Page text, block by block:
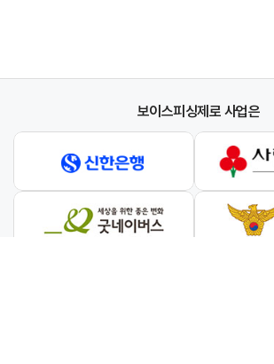
보이스피싱제로 사업은